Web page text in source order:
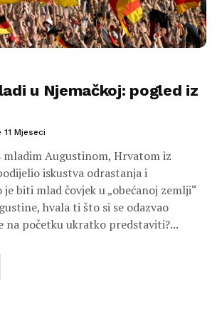
u Njemačkoj: pogled iz
11 Mjeseci
mladim Augustinom, Hrvatom iz
iskustva odrastanja i
je biti mlad čovjek u „obećanoj zemlji“
hvala ti što si se odazvao
na početku ukratko predstaviti?...